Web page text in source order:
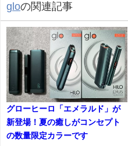
gloの関連記事
グローヒーロ「エメラルド」が
新登場！夏の癒しがコンセプト
の数量限定カラーです